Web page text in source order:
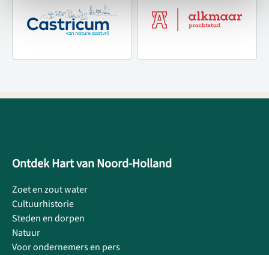
Ontdek Hart van Noord-Holland
Zoet en zout water
Cultuurhistorie
Steden en dorpen
Natuur
Voor ondernemers en pers